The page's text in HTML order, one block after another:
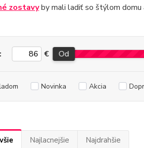
zostavyby mali ladiť so štýlom domu
€ Od
Novinka Akcia
Najlacnejšie Najdrahšie